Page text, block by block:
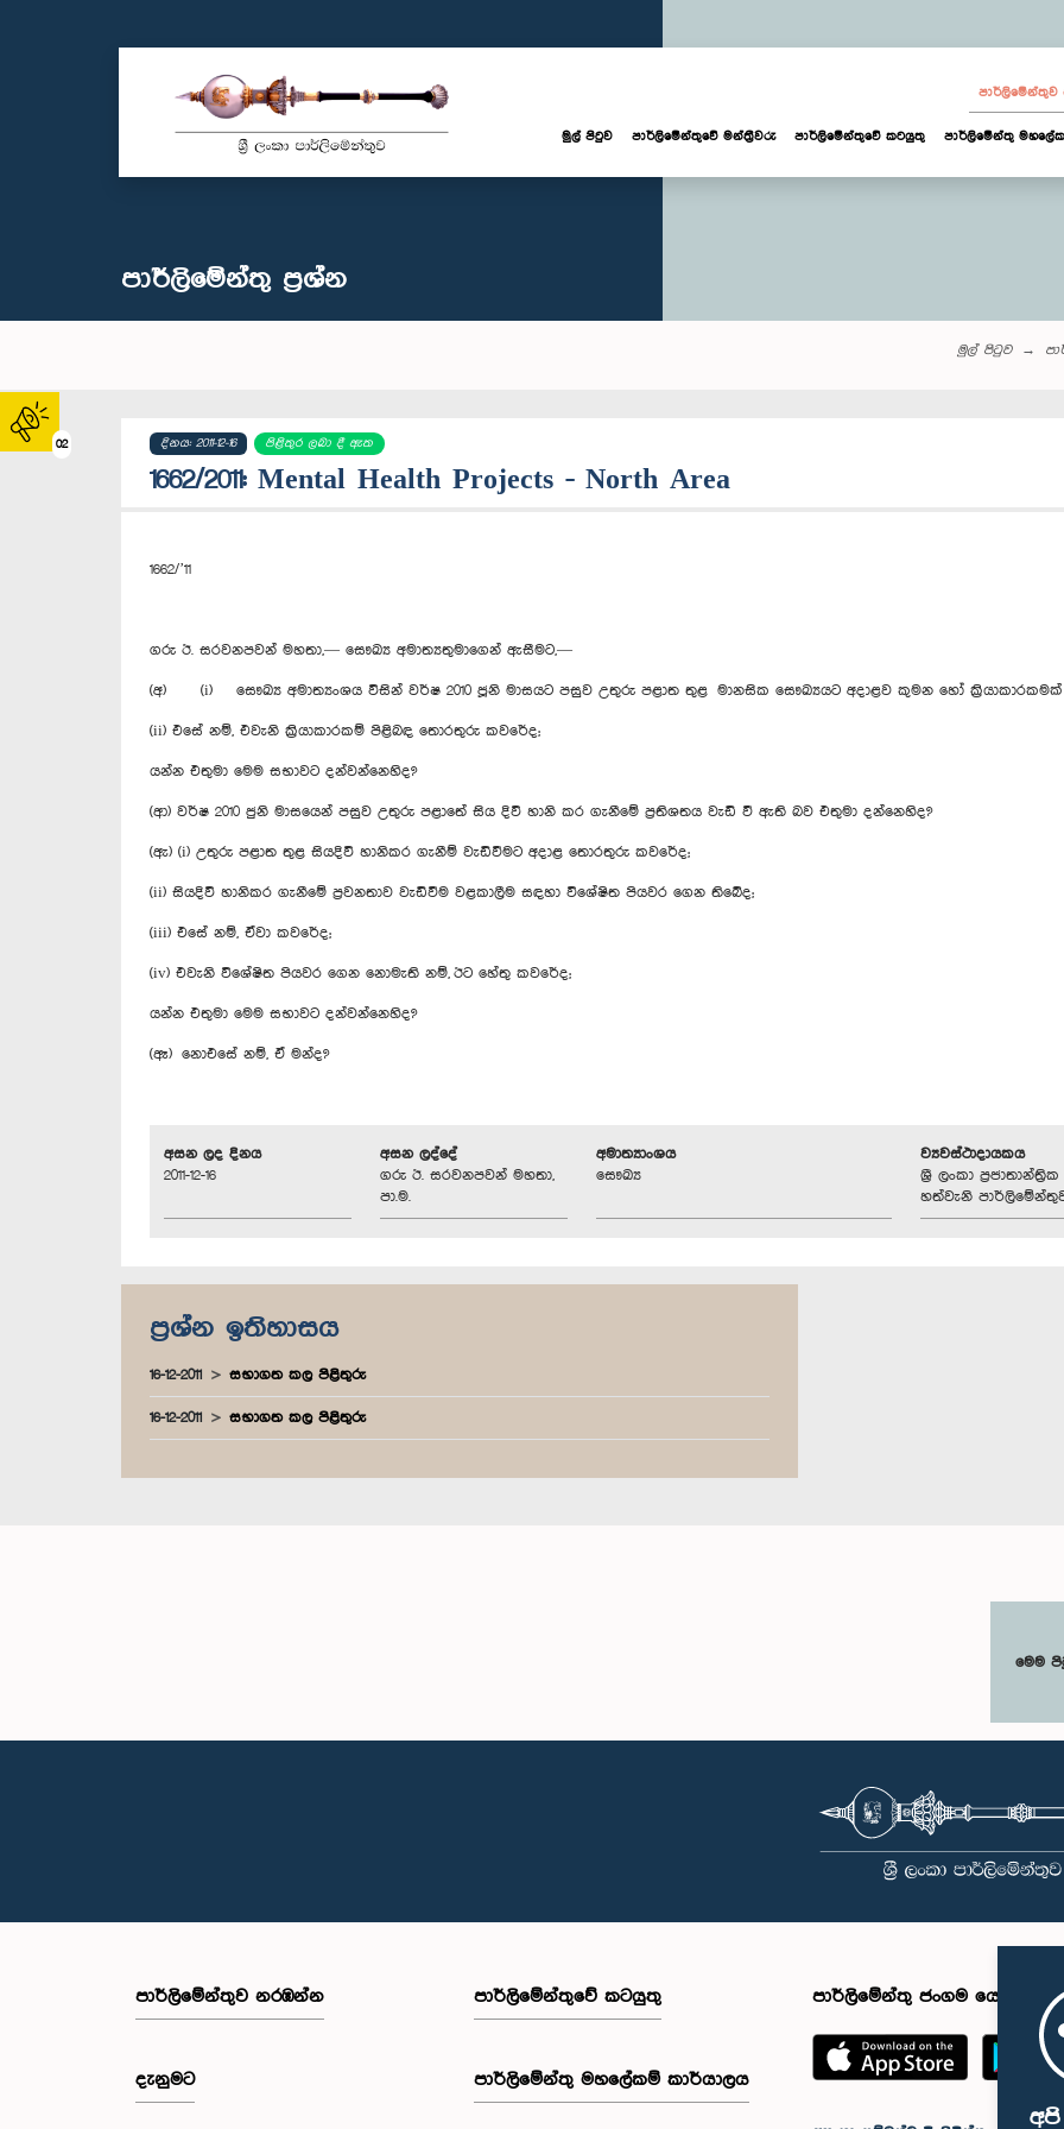
02
පාර්ලි‌මේන්තුව
මුල් පිටුව පාර්ලි‌මේන්තුවේ මන්ත්‍රීවරු පාර්ලිමේන්තුවේ කටයුතු පාර්ලිමේන්තු
පාර්ලි‌මේන්තු‌ ප්‍රශ්න
මුල් පිටුව
දිනය: 2011-12-16 පිළිතුර ලබා දී ඇත
1662/2011: Mental Health Projects - North Area
1662/’11
ගරු ඊ. සරවනපවන් මහතා,— ‍සෞඛ්‍ය අමාත්‍යතුමාගෙන් ඇසීමට,—
(අ) (i) සෞඛ්‍ය අමාත්‍යංශය විසින් වර්ෂ 2010 ජූනි මාසයට පසුව උතුරු පළාත තුළ මානසික සෞඛ්‍යයට අදාළව කුමන හෝ
(ii) එසේ නම්, එවැනි ක්‍රියාකාරකම් පිළිබඳ තොරතුරු කවරේද;
යන්න එතුමා මෙම සභාවට දන්වන්නෙහිද?
(ආ) වර්ෂ 2010 ජුනි මාසයෙන් පසුව උතුරු පළාතේ සිය දිවි හානි කර ගැනීමේ ප්‍රතිශතය වැඩි වී ඇති බව එතුමා දන්නෙහිද?
(ඇ) (i) උතුරු පළාත තුළ සියදිවි හානිකර ගැනීම් වැඩිවීමට අදාළ තොරතුරු කවරේද;
(ii) සියදිවි හානිකර ගැනීමේ ප්‍රවනතාව වැඩිවීම වළකාලීම සඳහා විශේෂිත පියවර ගෙන තිබේද;
(iii) එසේ නම්, ඒවා කවරේද;
(iv) එවැනි විශේෂිත පියවර ගෙන නොමැති නම්, ඊට හේතු කවරේද;
යන්න එතුමා මෙම සභාවට දන්වන්නෙහිද?
(ඈ) නොඑසේ නම්, ඒ මන්ද?
අසන ලද දිනය
2011-12-16
අසන ලද්දේ
ගරු ඊ. සරවනපවන් මහතා,
පා.ම.
අමාත්‍යාංශය
සෞඛ්‍ය
ව්‍යවස්ථාදායකය
ශ්‍රී ලංකා
හත්වැනි
ප්‍රශ්න ඉතිහාසය
16-12-2011 සභාගත කල පිළිතුරු
16-12-2011 සභාගත කල පිළිතුරු
මෙම
පාර්ලි‌මේන්තුව නරඹන්න
දැනුමට
පාර්ලිමේන්තුවේ කටයුතු
පාර්ලිමේන්තු මහලේකම් කාර්යාලය
පාර්ලිමේන්තු ජංගම යෙදුම